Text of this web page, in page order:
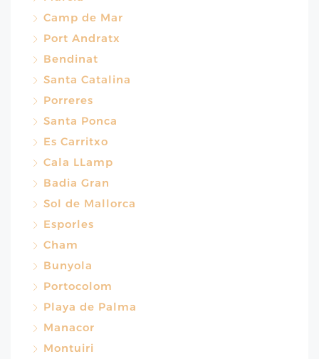
Camp de Mar
Port Andratx
Bendinat
Santa Catalina
Porreres
Santa Ponca
Es Carritxo
Cala LLamp
Badia Gran
Sol de Mallorca
Esporles
Cham
Bunyola
Portocolom
Playa de Palma
Manacor
Montuiri